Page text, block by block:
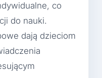
co
do nauki.
dają dzieciom